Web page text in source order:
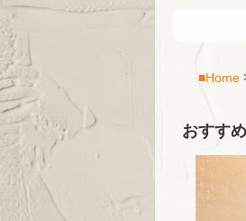
■Home
おすす